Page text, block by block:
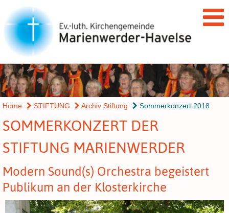
Home STIFTUNG Archiv Stiftung Sommerkonzert 2018
SOMMERKONZERT DER
STIFTUNG MARIENWERDER
Modern Sound(s) Orchestra begeistert
Publikum an der Klosterkirche